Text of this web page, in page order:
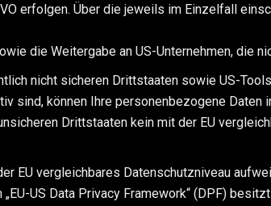
erfolgen. Über die jeweils im Einzelfall
die Weitergabe an US-Unternehmen, die
nicht sicheren Drittstaaten sowie US-
sind, können Ihre personenbezogene Daten
Drittstaaten kein mit der EU
EU vergleichbares Datenschutzniveau
US Data Privacy Framework“ (DPF)